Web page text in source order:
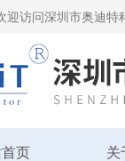
迎访问深圳市奥迪特
页 关